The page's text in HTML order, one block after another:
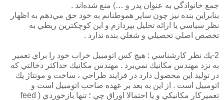
جمع خانوادگي به عنوان پدر و …) منع شده‌اند .
بنابراين بنده نيز چون ساير هموطنانم به خود حق مي‌دهم به اظهار
نظر سياسي يا ارائه تحليل بپردازم و اين كوچكترين ربطي به
تخصص اصلي تحصيلي و شغلي بنده ندارد .
2-يك نظر كارشناسي : هيچ كس اتومبيل خراب خود را براي تعمير
به نزد مهندس مكانيك نمي‌برد . مهندس مكانيك حداكثر دخالتي كه
در توليد اين محصول دارد در فرايند طراحي ، ساخت و مونتاژ يك
اتومبيل است . از اين به بعد بر عهده صاحب اتومبيل است و
تعميركار مكانيكي و يا احتمالا اوراق چي ؛ تنها بازخوردي ( feed